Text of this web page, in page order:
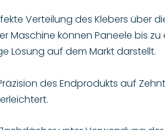
Verteilung des Klebers über
Maschine können Paneele bis zu
Lösung auf dem Markt darstellt.
des Endprodukts auf